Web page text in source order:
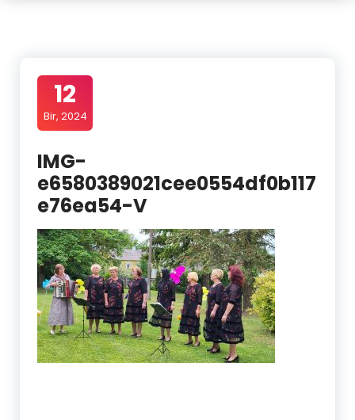
12
Bir, 2024
IMG-
e6580389021cee0554df0b117
e76ea54-V